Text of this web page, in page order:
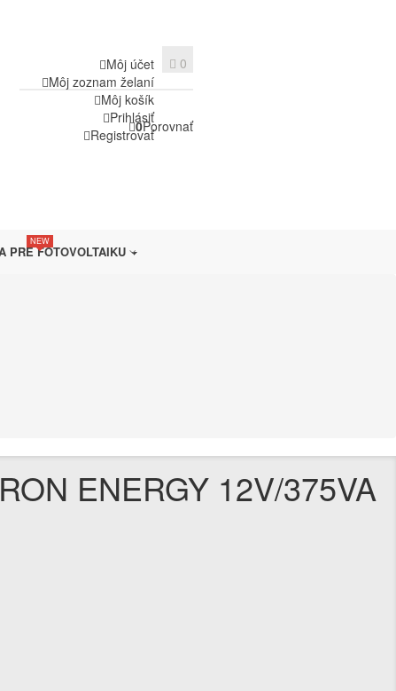
Môj účet
Môj zoznam želaní
Môj košík
Prihlásiť
Registrovať
0
0Porovnať
PRE FOTOVOLTAIKU
NEW
ENERGY 12V/375VA